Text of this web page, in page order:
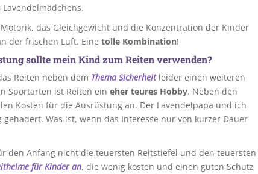
das Gleichgewicht und die Konzentration der Kinder
der frischen Luft. Eine tolle Kombination!
sollte mein Kind zum Reiten verwenden?
Reiten neben dem Thema Sicherheitleider einen weiteren
Sportarten ist Reiten ein eher teures Hobby. Neben den
Kosten für die Ausrüstung an. Der Lavendelpapa und ich
Was ist, wenn das Interesse nur von kurzer Dauer
den Anfang nicht die teuersten Reitstiefel und den teuersten
für Kinder an, die wenig kosten und einen guten Schutz